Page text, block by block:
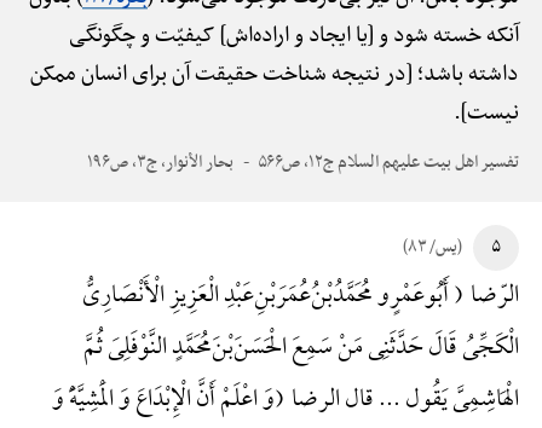
آنکه خسته شود و [یا ایجاد و اراده‌اش] کیفیّت و چگونگی
داشته باشد؛ [در نتیجه شناخت حقیقت آن برای انسان ممکن
نیست].
تفسیر اهل بیت علیهم السلام ج۱۲، ص۵۶۶ بحار الأنوار، ج۳، ص۱۹۶
۵ (یس/ ۸۳)
الرّضا ( أَبُوعَمْرٍو مُحَمَّدُ‌بْنُ‌عُمَرَ‌بْنِ‌عَبْدِ الْعَزِیزِ الْأَنْصَارِیُّ
الْکَجِّیُ قَالَ حَدَّثَنِی مَنْ سَمِعَ الْحَسَنَ‌بْنَ‌مُحَمَّدٍ النَّوْفَلِیَ ثُمَّ
الْهَاشِمِیَّ یَقُول ... قال الرضا (وَ اعْلَمْ أَنَّ الْإِبْدَاعَ وَ الْمَشِیَّهًَْ وَ